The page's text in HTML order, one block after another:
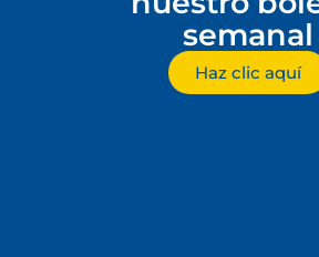
semanal
Haz clic aquí